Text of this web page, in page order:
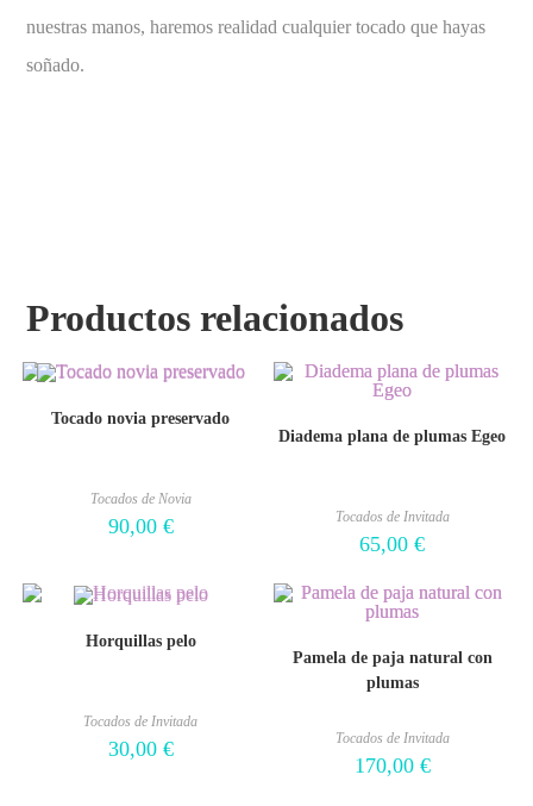
nuestras manos, haremos realidad cualquier tocado que hayas
soñado.
Productos relacionados
Tocado novia preservado
Tocados de Novia
90,00 €
Diadema plana de plumas Egeo
Tocados de Invitada
65,00€
Horquillas pelo
Tocados de Invitada
30,00 €
Pamela de paja natural con
plumas
Tocados de Invitada
170,00 €